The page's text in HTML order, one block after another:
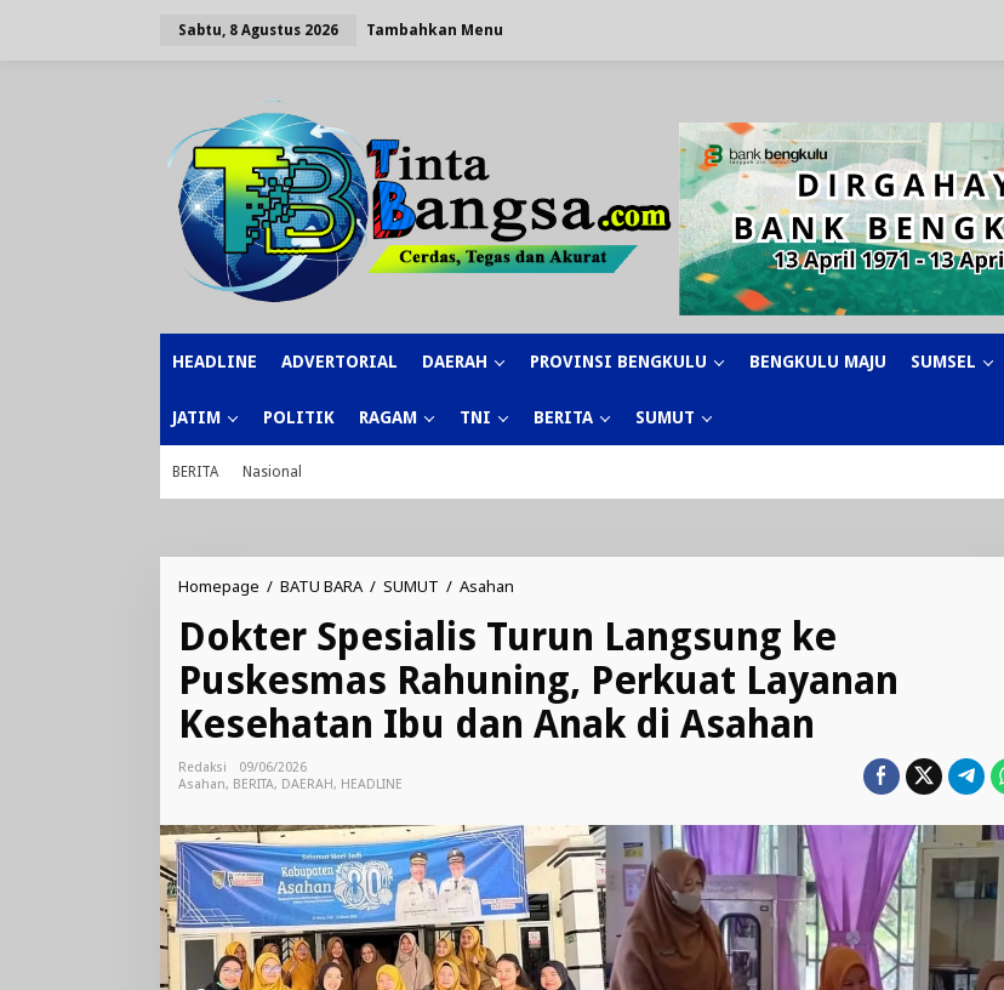
Sabtu, 8 Agustus 2026 Tambahkan Menu
HEADLINE ADVERTORIAL DAERAH PROVINSI BENGKULU BENGKULU MAJU SUMSEL
JATIM POLITIK RAGAM TNI BERITA SUMUT
BERITA Nasional
Homepage / BATU BARA / SUMUT / Asahan
Turun
Langsung
ke
Puskesmas
Rahuning,
Perkuat
dan
Anak
di
Asahan
Dokter Spesialis Turun Langsung ke
Puskesmas Rahuning, Perkuat Layanan
Kesehatan Ibu dan Anak di Asahan
Redaksi
09/06/2026
Asahan, BERITA, DAERAH, HEADLINE